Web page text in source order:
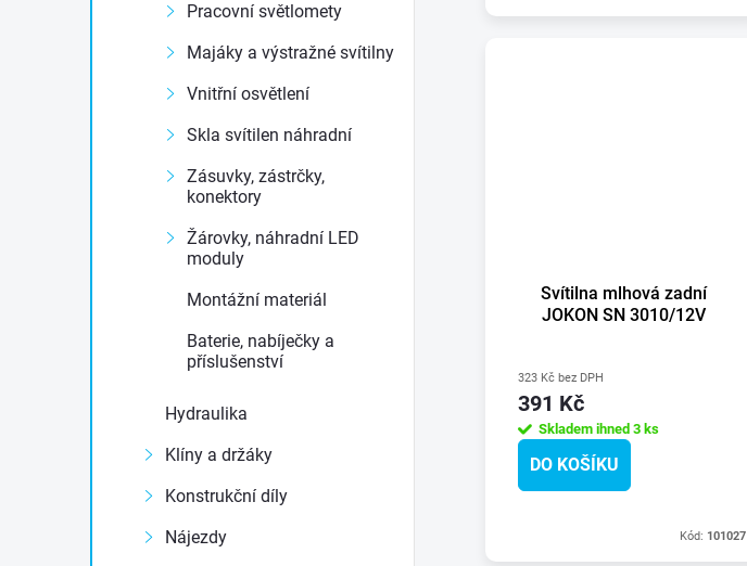
Pracovní světlomety
Majáky a výstražné svítilny
Vnitřní osvětlení
Skla svítilen náhradní
Zásuvky, zástrčky,
konektory
Žárovky, náhradní LED
moduly
Montážní materiál
Baterie, nabíječky a
příslušenství
Hydraulika
Klíny a držáky
Konstrukční díly
Nájezdy
Svítilna mlhová zadní
JOKON SN 3010/12V
323 Kč bez DPH
391 Kč
Skladem ihned 3 ks
DO KOŠÍKU
Kód: 101027